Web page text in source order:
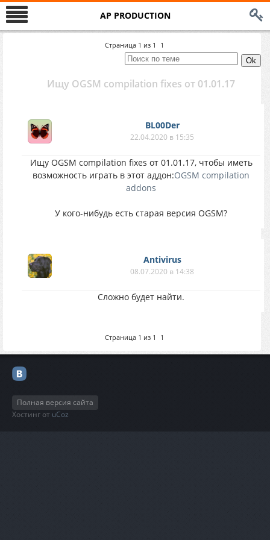
AP PRODUCTION
Страница 1 из 1 1
Ищу OGSM compilation fixes от 01.01.17
BL00Der
22.04.2020 в 15:35
Ищу OGSM compilation fixes от 01.01.17, чтобы иметь
возможность играть в этот аддон:OGSM compilation
addons
У кого-нибудь есть старая версия OGSM?
Antivirus
08.07.2020 в 14:38
Сложно будет найти.
Страница 1 из 1 1
Полная версия сайта
Хостинг от uCoz